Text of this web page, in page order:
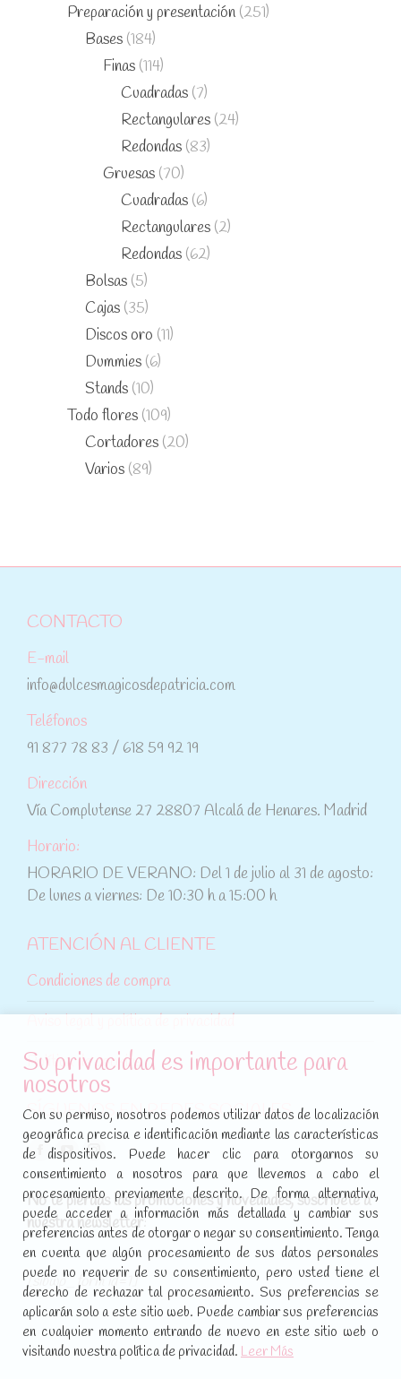
Preparación y presentación (251)
Bases (184)
Finas (114)
Cuadradas (7)
Rectangulares (24)
Redondas (83)
Gruesas (70)
Cuadradas (6)
Rectangulares (2)
Redondas (62)
Bolsas (5)
Cajas (35)
Discos oro (11)
Dummies (6)
Stands (10)
Todo flores (109)
Cortadores (20)
Varios (89)
CONTACTO
E-mail
info@dulcesmagicosdepatricia.com
Teléfonos
91 877 78 83 / 618 59 92 19
Dirección
Vía Complutense 27 28807 Alcalá de Henares. Madrid
Horario:
HORARIO DE VERANO: Del 1 de julio al 31 de agosto:
De lunes a viernes: De 10:30 h a 15:00 h
ATENCIÓN AL CLIENTE
Condiciones de compra
Política de cookies
SÍGUENOS EN REDES SOCIALES
Encuéntranos en:
Facebook
page
opens
in
new
window
YouTube
page
opens
in
new
window
Instagram
page
opens
in
new
window
No te pierdas las promociones y novedades, suscríbete a
nuestra newsletter:
[sibwp_form id=1]
Su privacidad es importante para
nosotros
Con su permiso, nosotros podemos utilizar datos de localización
geográfica precisa e identificación mediante las características
de dispositivos. Puede hacer clic para otorgarnos su
consentimiento a nosotros para que llevemos a cabo el
procesamiento previamente descrito. De forma alternativa,
puede acceder a información más detallada y cambiar sus
preferencias antes de otorgar o negar su consentimiento. Tenga
en cuenta que algún procesamiento de sus datos personales
puede no requerir de su consentimiento, pero usted tiene el
derecho de rechazar tal procesamiento. Sus preferencias se
aplicarán solo a este sitio web. Puede cambiar sus preferencias
en cualquier momento entrando de nuevo en este sitio web o
visitando nuestra política de privacidad. Leer Más